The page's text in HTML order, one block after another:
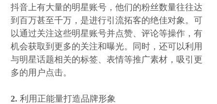
抖音上有大量的明星账号，他们的粉丝数量往往达
到百万甚至千万，是进行引流拓客的绝佳对象。可
以通过关注这些明星账号并点赞、评论等操作，有
机会获取到更多的关注和曝光。同时，还可以利用
与明星话题相关的标签、表情等推广素材，吸引更
多的用户点击。
2.利用正能量打造品牌形象